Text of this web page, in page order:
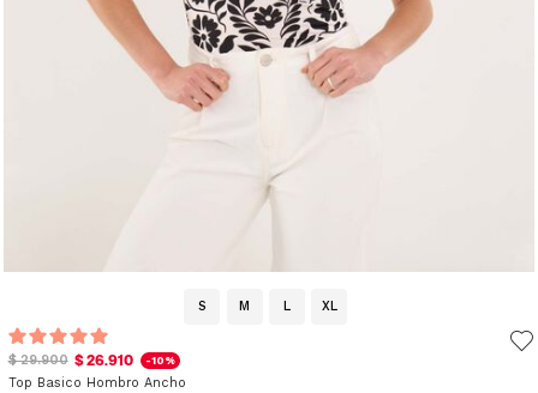
S M L XL
$ 29.900 $ 26.910 -10%
Top Basico Hombro Ancho